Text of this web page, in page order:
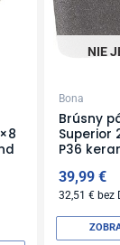
NIE
Bona
Brúsny
Superior
P36
39,99€
32,51€ bez